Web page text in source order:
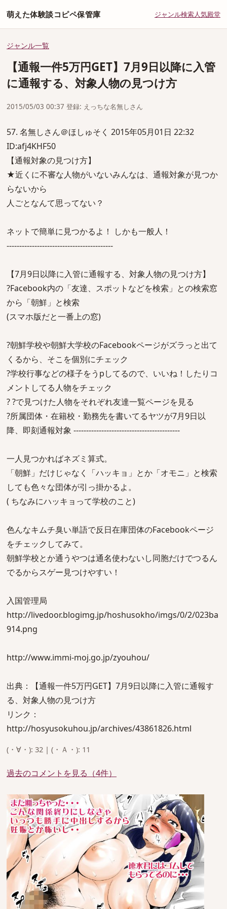
萌えた体験談コピペ保管庫 ジャンル検索人気殿堂
ジャンル一覧
【通報一件5万円GET】7月9日以降に入管
に通報する、対象人物の見つけ方
2015/05/03 00:37 登録: えっちな名無しさん
57. 名無しさん＠ほしゅそく 2015年05月01日 22:32
ID:afj4KHF50
【通報対象の見つけ方】
★近くに不審な人物がいないみんなは、通報対象が見つか
らないから
人ごとなんて思ってない？
ネットで簡単に見つかるよ！ しかも一般人！
------------------------------------------
【7月9日以降に入管に通報する、対象人物の見つけ方】
?Facebook内の「友達、スポットなどを検索」との検索窓
から「朝鮮」と検索
(スマホ版だと一番上の窓)
?朝鮮学校や朝鮮大学校のFacebookページがズラっと出て
くるから、そこを個別にチェック
?学校行事などの様子をうpしてるので、いいね！したりコ
メントしてる人物をチェック
? ?で見つけた人物をそれぞれ友達一覧ページを見る
?所属団体・在籍校・勤務先を書いてるヤツが7月9日以
降、即刻通報対象 ------------------------------------------
一人見つかればネズミ算式。
「朝鮮」だけじゃなく「ハッキョ」とか「オモニ」と検索
しても色々な団体が引っ掛かるよ。
( ちなみにハッキョって学校のこと)
色んなキムチ臭い単語で反日在庫団体のFacebookページ
をチェックしてみて。
朝鮮学校とか通うやつは通名使わないし同胞だけでつるん
でるからスゲー見つけやすい！
入国管理局
http://livedoor.blogimg.jp/hoshusokho/imgs/0/2/023ba
914.png
http://www.immi-moj.go.jp/zyouhou/
出典：【通報一件5万円GET】7月9日以降に入管に通報す
る、対象人物の見つけ方
リンク：
http://hosyusokuhou.jp/archives/43861826.html
(・∀・): 32 | (・Ａ・): 11
過去のコメントを見る（4件）